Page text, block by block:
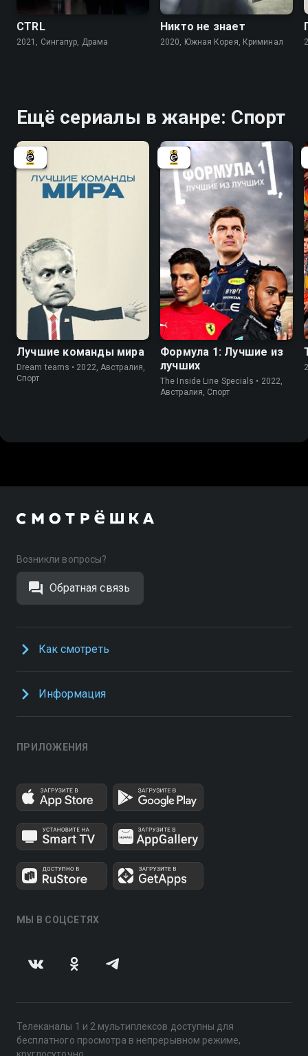
CTRL
2021, Сингапур, Драма
Никто не знает
2020, Южная Корея, Криминал
Ещё сериалы в жанре: Спорт
Лучшие команды мира
Dream teams • 2022, Австралия,
Спорт
Формула 1: Лучшие из
лучших
The Inside Line Specials • 2022,
Австралия, Спорт
Возникли вопросы?
Обратная связь
Как смотреть
Информация
ПРИЛОЖЕНИЯ
МЫ В СОЦСЕТЯХ
Телеканалы 1 и 2 мультиплексов доступны для
бесплатного просмотра в непрерывном режиме,